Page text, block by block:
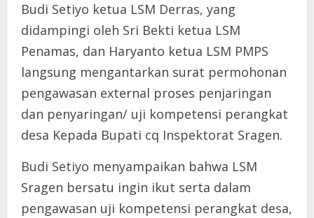
Budi Setiyo ketua LSM Derras, yang
didampingi oleh Sri Bekti ketua LSM
Penamas, dan Haryanto ketua LSM PMPS
langsung mengantarkan surat permohonan
pengawasan external proses penjaringan
dan penyaringan/ uji kompetensi perangkat
desa Kepada Bupati cq Inspektorat Sragen.
Budi Setiyo menyampaikan bahwa LSM
Sragen bersatu ingin ikut serta dalam
pengawasan uji kompetensi perangkat desa,